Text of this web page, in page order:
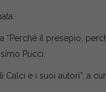
“Perché il presepio,
Pucci.
Calci e i suoi autori”, a